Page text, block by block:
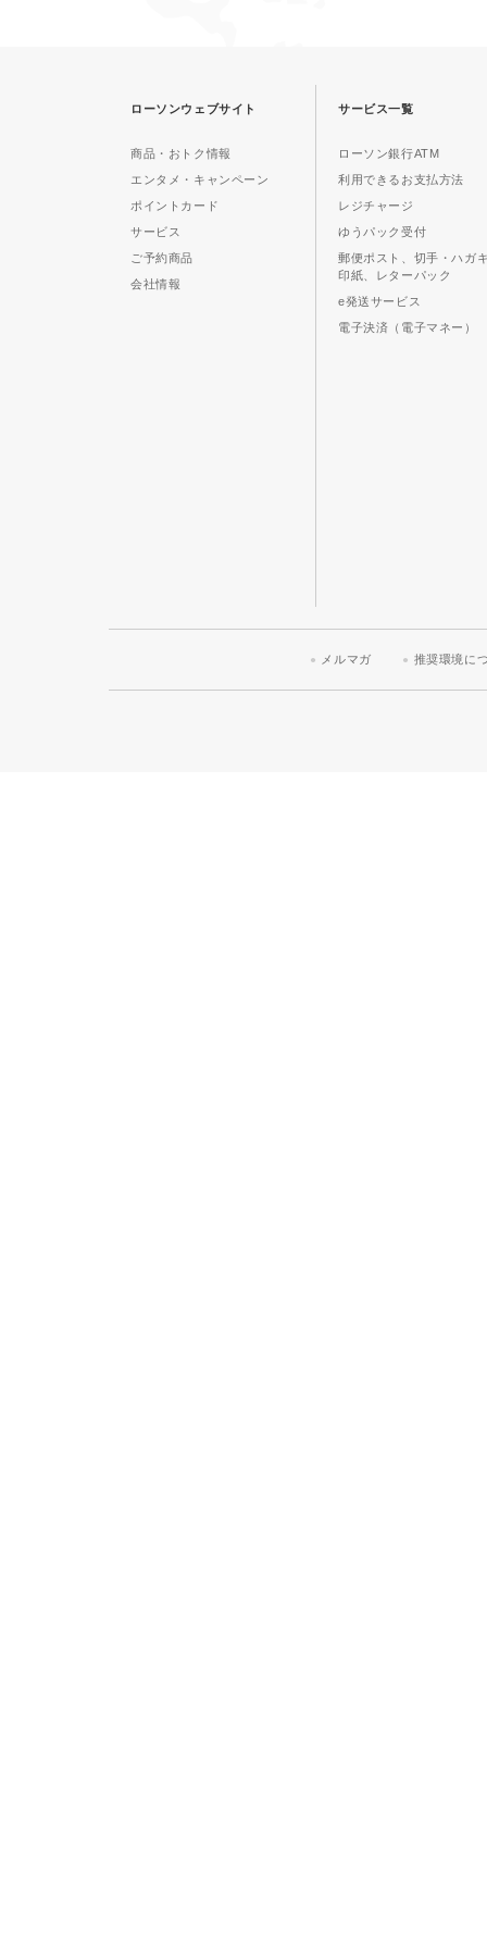
ローソンウェブサイト
商品・おトク情報
エンタメ・キャンペーン
ポイントカード
サービス
ご予約商品
会社情報
サービス一覧
ローソン銀行ATM
利用できるお支払方法
レジチャージ
ゆうパック受付
郵便ポスト、切手・ハガ
印紙、レターパック
e発送サービス
電子決済（電子マネー）
メルマガ 推奨環境に